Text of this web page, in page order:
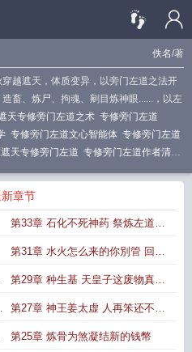
佚名/著
越遮天，体质变异，以旁门左道之法开
畜、炼尸、拘魂、剜目炼神眼......，以左
天专修旁门左道之术 专修旁门左道
专修旁门左道文心智能体 专修旁门左道
遮天专修旁门左道 专修旁门左道作者清风
门左道3qdu
章节
第33章 石化不死神药 祭炼左道之
法
第31章 水火怎么来的你別管 回归
石寨
第29章 种生基 天皇子这废物真该
死 救人於水火
第27章 神王姜太虚 人再笨还不能
一次学会斗字秘
第25章 炼骨为煞凝结新的钱幣